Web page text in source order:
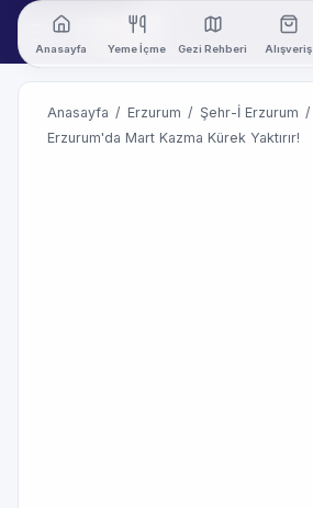
Anasayfa Yeme İçme Gezi Rehberi Alışveriş
Anasayfa / Erzurum / Şehr-İ Erzurum /
Erzurum'da Mart Kazma Kürek Yaktırır!